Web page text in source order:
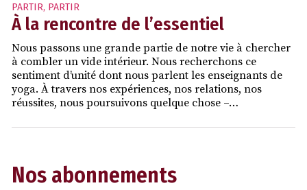
PARTIR, PARTIR
À la rencontre de l’essentiel
Nous passons une grande partie de notre vie à chercher
à combler un vide intérieur. Nous recherchons ce
sentiment d’unité dont nous parlent les enseignants de
yoga. À travers nos expériences, nos relations, nos
réussites, nous poursuivons quelque chose –…
Nos abonnements